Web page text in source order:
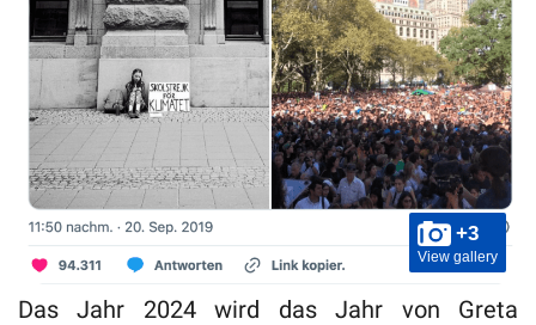
+3
View gallery
Das Jahr 2024 wird das Jahr von Greta